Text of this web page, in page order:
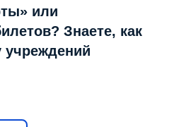
или
Знаете, как
учреждений